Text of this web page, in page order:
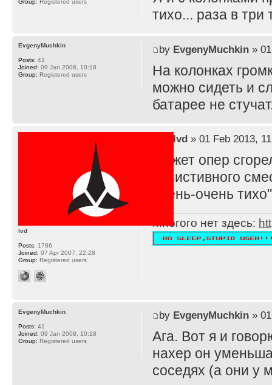
тихо... раза в
Group: Registered users
by EvgenyMuchkin» 01
На колонках
можно сидеть и
батарее не
EvgenyMuchkin
Posts: 41
Joined: 09 Jan 2008, 10:18
Group: Registered users
lvd» 01 Feb 2013,
Может опер
резистивного
очень-очень
Многого нет здесь:
lvd
Posts: 1786
Joined: 07 Apr 2007, 22:28
Group: Registered users
by EvgenyMuchkin» 01
Ага. Вот я и
нахер он
соседях (а они у
EvgenyMuchkin
Posts: 41
Joined: 09 Jan 2008, 10:18
Group: Registered users